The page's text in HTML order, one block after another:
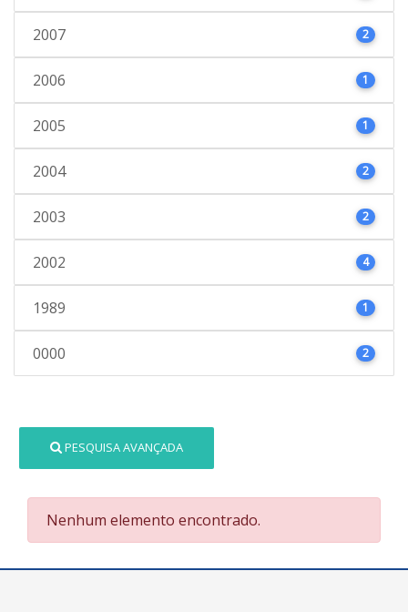
2007 2
2006 1
2005 1
2004 2
2003 2
2002 4
1989 1
0000 2
PESQUISA AVANÇADA
Nenhum elemento encontrado.